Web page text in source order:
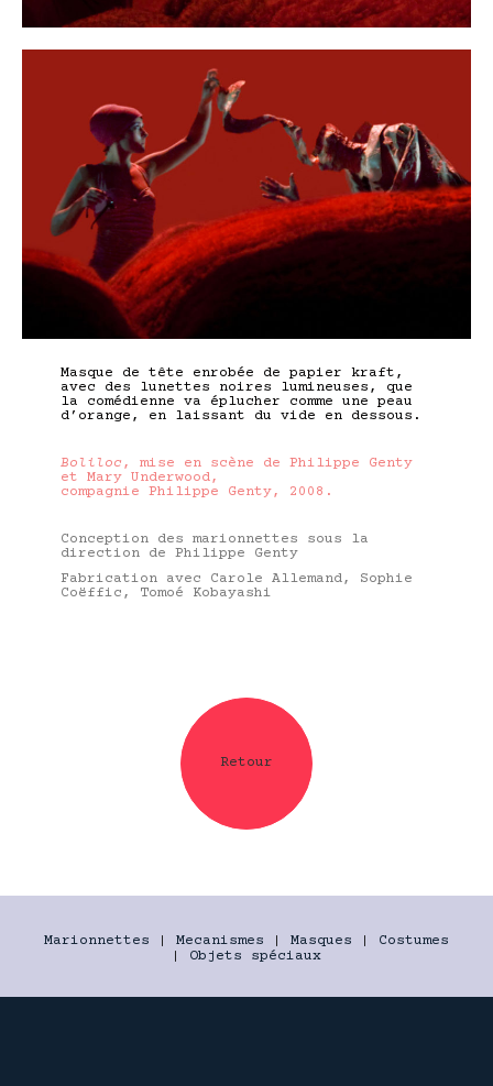
Masque de tête enrobée de papier kraft,
avec des lunettes noires lumineuses, que
la comédienne va éplucher comme une peau
d’orange, en laissant du vide en dessous.
Boliloc , mise en scène de Philippe Genty
et Mary Underwood,
compagnie Philippe Genty, 2008.
Conception des marionnettes sous la
direction de Philippe Genty
Fabrication avec Carole Allemand, Sophie
Coëffic, Tomoé Kobayashi
Retour
Marionnettes | Mecanismes | Masques | Costumes
| Objets spéciaux